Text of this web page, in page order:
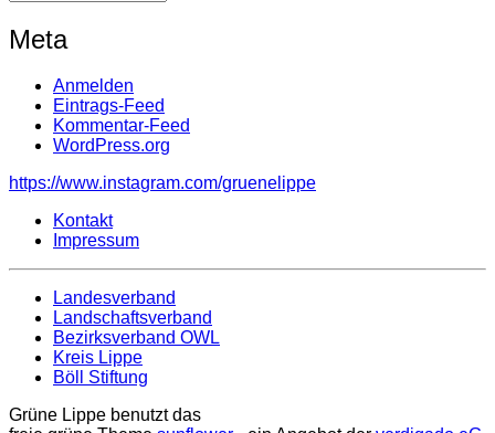
Meta
Anmelden
Eintrags-Feed
Kommentar-Feed
WordPress.org
https://www.instagram.com/gruenelippe
Kontakt
Impressum
Landesverband
Landschaftsverband
Bezirksverband OWL
Kreis Lippe
Böll Stiftung
Grüne Lippe benutzt das